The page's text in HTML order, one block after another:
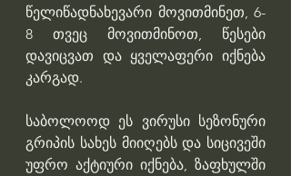
წელიწადნახევარი მოვითმინეთ, 6-
8 თვეც მოვითმინოთ, წესები
დავიცვათ და ყველაფერი იქნება
კარგად.
საბოლოოდ ეს ვირუსი სეზონური
გრიპის სახეს მიიღებს და სიცივეში
უფრო აქტიური იქნება, ზაფხულში